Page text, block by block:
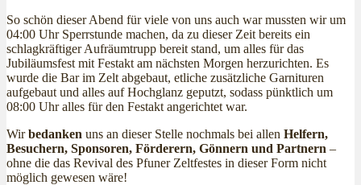
So schön dieser Abend für viele von uns auch war mussten wir um
04:00 Uhr Sperrstunde machen, da zu dieser Zeit bereits ein
schlagkräftiger Aufräumtrupp bereit stand, um alles für das
Jubiläumsfest mit Festakt am nächsten Morgen herzurichten. Es
wurde die Bar im Zelt abgebaut, etliche zusätzliche Garnituren
aufgebaut und alles auf Hochglanz geputzt, sodass pünktlich um
08:00 Uhr alles für den Festakt angerichtet war.
Wirbedanken uns an dieser Stelle nochmals bei allen Helfern,
Besuchern, Sponsoren, Förderern, Gönnern und Partnern –
ohne die das Revival des Pfuner Zeltfestes in dieser Form nicht
möglich gewesen wäre!